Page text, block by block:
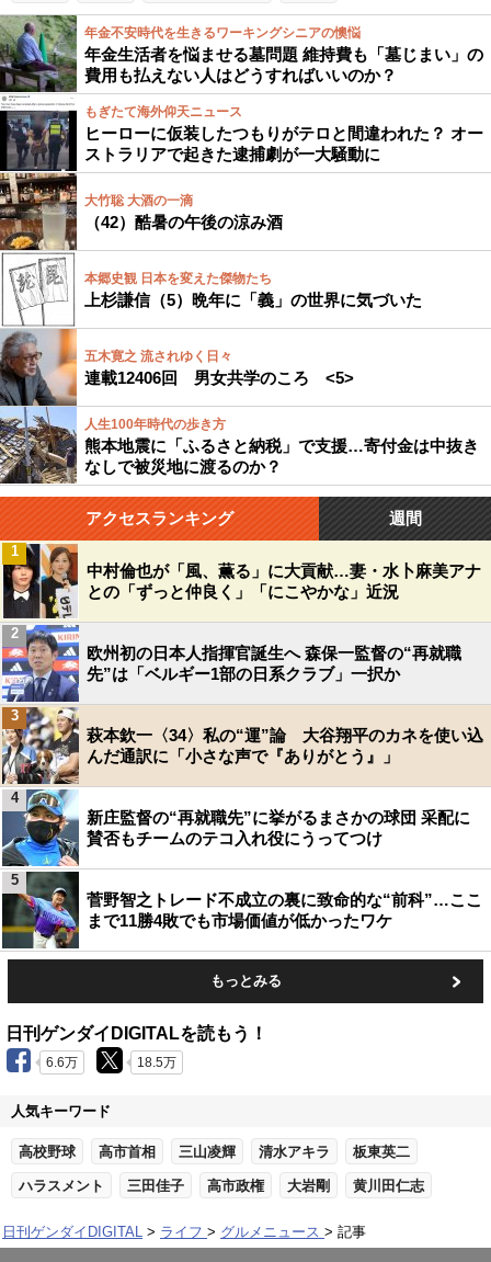
年金不安時代を生きるワーキングシニアの懊悩
年金生活者を悩ませる墓問題 維持費も「墓じまい」の
費用も払えない人はどうすればいいのか？
もぎたて海外仰天ニュース
ヒーローに仮装したつもりがテロと間違われた？ オー
ストラリアで起きた逮捕劇が一大騒動に
大竹聡 大酒の一滴
（42）酷暑の午後の涼み酒
本郷史観 日本を変えた傑物たち
上杉謙信（5）晩年に「義」の世界に気づいた
五木寛之 流されゆく日々
連載12406回 男女共学のころ <5>
人生100年時代の歩き方
熊本地震に「ふるさと納税」で支援…寄付金は中抜き
なしで被災地に渡るのか？
アクセスランキング 週間
中村倫也が「風、薫る」に大貢献…妻・水卜麻美アナ
との「ずっと仲良く」「にこやかな」近況
1
欧州初の日本人指揮官誕生へ 森保一監督の“再就職
先”は「ベルギー1部の日系クラブ」一択か
2
萩本欽一〈34〉私の“運”論 大谷翔平のカネを使い込
んだ通訳に「小さな声で『ありがとう』」
3
新庄監督の“再就職先”に挙がるまさかの球団 采配に
賛否もチームのテコ入れ役にうってつけ
4
菅野智之トレード不成立の裏に致命的な“前科”…ここ
まで11勝4敗でも市場価値が低かったワケ
5
もっとみる
日刊ゲンダイDIGITALを読もう！
6.6万 18.5万
人気キーワード
高校野球 高市首相 三山凌輝 清水アキラ 板東英二
ハラスメント 三田佳子 高市政権 大岩剛 黄川田仁志
日刊ゲンダイDIGITAL ライフ グルメニュース 記事